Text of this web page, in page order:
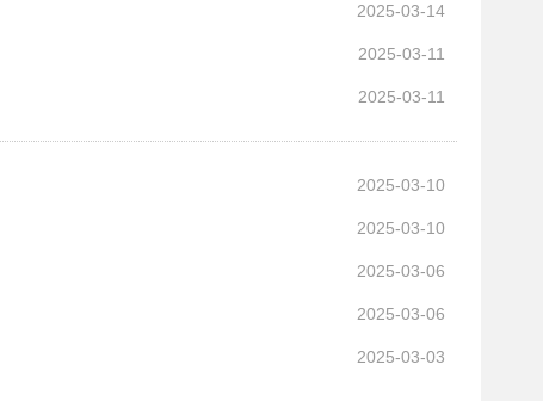
2025-03-14
2025-03-11
2025-03-11
2025-03-10
2025-03-10
2025-03-06
2025-03-06
2025-03-03